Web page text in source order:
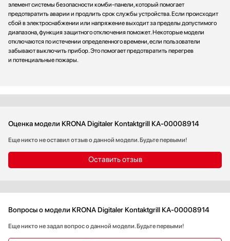
элемент системы безопасности комби-панели, который помогает
предотвратить аварии и продлить срок службы устройства. Если происходит
сбой в электроснабжении или напряжение выходит за пределы допустимого
диапазона, функция защитного отключения поможет. Некоторые модели
отключаются по истечении определенного времени, если пользователи
забывают выключить прибор. Это помогает предотвратить перегрев
и потенциальные пожары.
Оценка модели KRONA Digitaler Kontaktgrill КА-00008914
Еще никто не оставил отзыв о данной модели. Будьте первыми!
Оставить отзыв
Вопросы о модели KRONA Digitaler Kontaktgrill КА-00008914
Еще никто не задал вопрос о данной модели. Будьте первыми!